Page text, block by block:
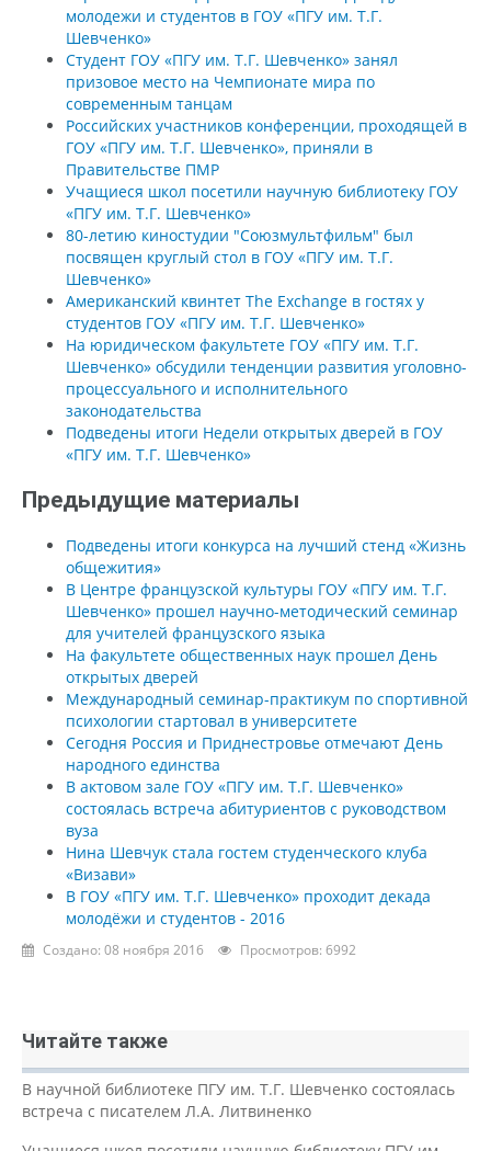
молодежи и студентов в ГОУ «ПГУ им. Т.Г.
Шевченко»
Студент ГОУ «ПГУ им. Т.Г. Шевченко» занял
призовое место на Чемпионате мира по
современным танцам
Российских участников конференции, проходящей в
ГОУ «ПГУ им. Т.Г. Шевченко», приняли в
Правительстве ПМР
Учащиеся школ посетили научную библиотеку ГОУ
«ПГУ им. Т.Г. Шевченко»
80-летию киностудии "Союзмультфильм" был
посвящен круглый стол в ГОУ «ПГУ им. Т.Г.
Шевченко»
Американский квинтет The Exchange в гостях у
студентов ГОУ «ПГУ им. Т.Г. Шевченко»
На юридическом факультете ГОУ «ПГУ им. Т.Г.
Шевченко» обсудили тенденции развития уголовно-
процессуального и исполнительного
законодательства
Подведены итоги Недели открытых дверей в ГОУ
«ПГУ им. Т.Г. Шевченко»
Предыдущие материалы
Подведены итоги конкурса на лучший стенд «Жизнь
общежития»
В Центре французской культуры ГОУ «ПГУ им. Т.Г.
Шевченко» прошел научно-методический семинар
для учителей французского языка
На факультете общественных наук прошел День
открытых дверей
Международный семинар-практикум по спортивной
психологии стартовал в университете
Сегодня Россия и Приднестровье отмечают День
народного единства
В актовом зале ГОУ «ПГУ им. Т.Г. Шевченко»
состоялась встреча абитуриентов с руководством
вуза
Нина Шевчук стала гостем студенческого клуба
«Визави»
В ГОУ «ПГУ им. Т.Г. Шевченко» проходит декада
молодёжи и студентов - 2016
Создано: 08 ноября 2016 Просмотров: 6992
Читайте также
В научной библиотеке ПГУ им. Т.Г. Шевченко состоялась
встреча с писателем Л.А. Литвиненко